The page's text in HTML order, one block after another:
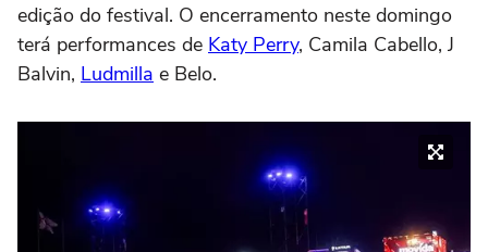
edição do festival. O encerramento neste domingo
terá performances de Katy Perry, Camila Cabello, J
Balvin, Ludmilla e Belo.